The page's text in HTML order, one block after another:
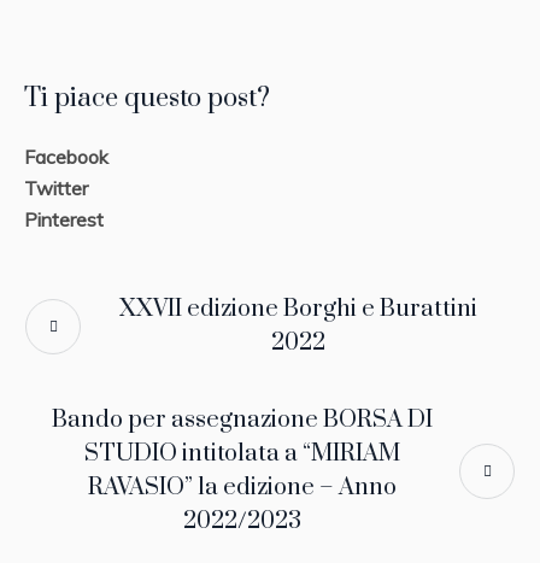
Ti piace questo post?
Facebook
Twitter
Pinterest
XXVII edizione Borghi e Burattini
2022
Bando per assegnazione BORSA DI
STUDIO intitolata a “MIRIAM
RAVASIO” 1a edizione – Anno
2022/2023